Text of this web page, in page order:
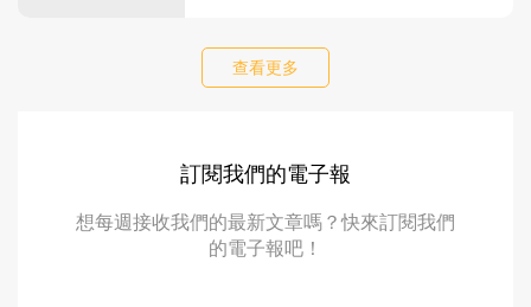
查看更多
訂閱我們的電子報
想每週接收我們的最新文章嗎？快來訂閱我們
的電子報吧！